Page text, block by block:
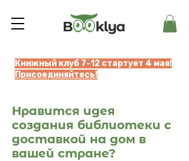
Книжный клуб 7-12 стартует 4 мая!
Присоединяйтесь!
Нравится идея
создания библиотеки с
доставкой на дом в
вашей стране?